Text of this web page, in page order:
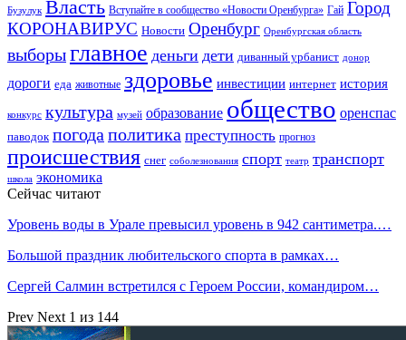
Бузулук Власть Вступайте в сообщество «Новости Оренбурга» Гай Город
КОРОНАВИРУС Новости Оренбург Оренбургская область
выборыглавное деньги дети диванный урбанист донор
дороги еда животные здоровье инвестиции интернет история
конкурс культура музей образование общество оренспас
паводок погода политика преступность прогноз
происшествия снег соболезнования спорт театр транспорт
школа экономика
Сейчас читают
Уровень воды в Урале превысил уровень в 942 сантиметра.…
Большой праздник любительского спорта в рамках…
Сергей Салмин встретился с Героем России, командиром…
Prev Next 1 из 144